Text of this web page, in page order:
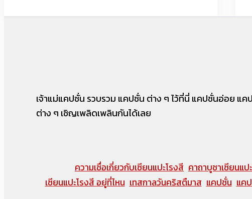
เจ้าแม่แคปชั่น รวบรวม แคปชั่น ต่าง ๆ ไว้ที่นี่ แคปชั่นอ่อย แ
ต่าง ๆ เชิญเพลิดเพลินกันได้เลย
ความเชื่อเกี่ยวกับเซียนแปะโรงสี คาถาบูชาเซียนแป
เซียนแปะโรงสี อยู่ที่ไหน เทสกาลวันคริสตืมาส แคปชั่น แค